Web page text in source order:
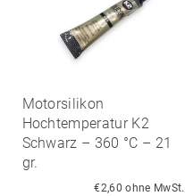
Motorsilikon
Hochtemperatur K2
Schwarz – 360 °C – 21
gr.
€2,60 ohne MwSt.